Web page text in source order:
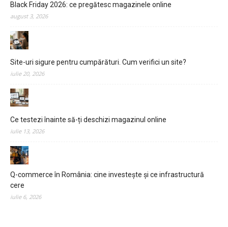
Black Friday 2026: ce pregătesc magazinele online
august 3, 2026
Site-uri sigure pentru cumpărături. Cum verifici un site?
iulie 20, 2026
Ce testezi înainte să-ți deschizi magazinul online
iulie 13, 2026
Q-commerce în România: cine investește și ce infrastructură
cere
iulie 6, 2026